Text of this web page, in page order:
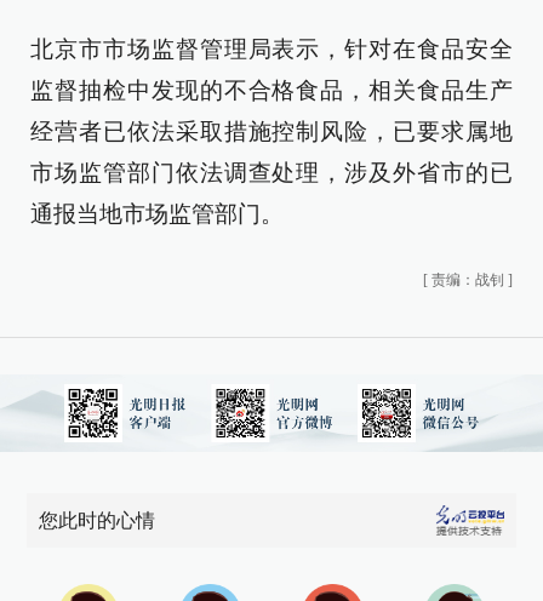
北京市市场监督管理局表示，针对在食品安全
监督抽检中发现的不合格食品，相关食品生产
经营者已依法采取措施控制风险，已要求属地
市场监管部门依法调查处理，涉及外省市的已
通报当地市场监管部门。
[ 责编：战钊 ]
您此时的心情